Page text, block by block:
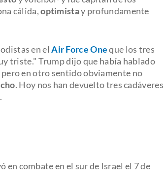
cálida,optimistay profundamente
en elAir Force Oneque los tres
triste." Trump dijo que había hablado
en otro sentido obviamente no
. Hoy nos han devuelto tres cadáveres
en combate en el sur de Israel el 7 de